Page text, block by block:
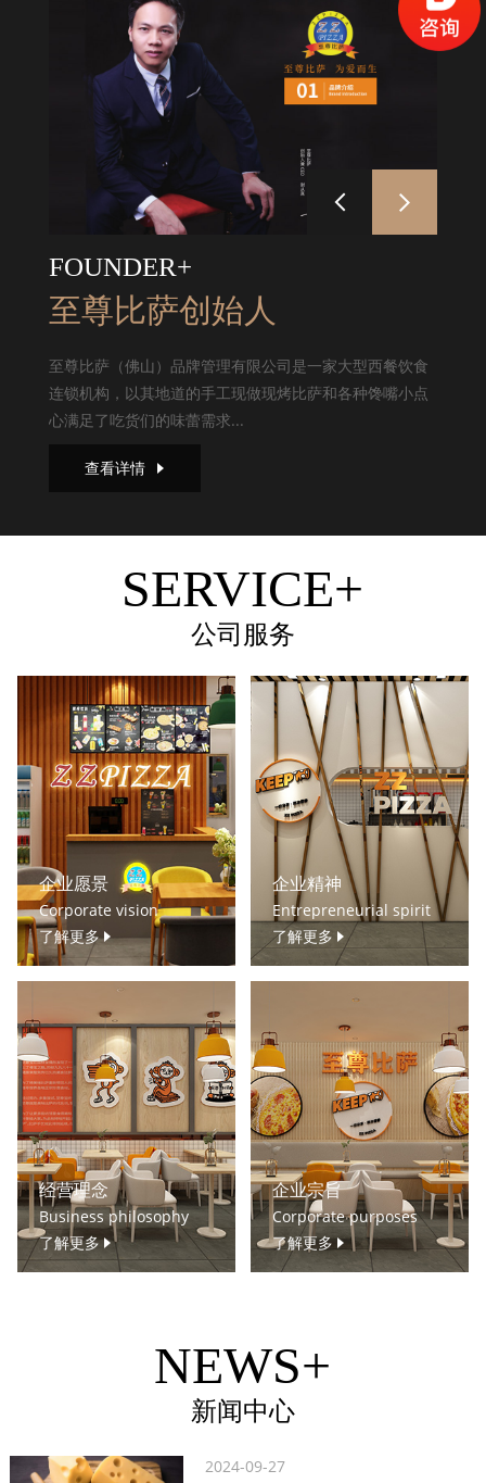
FOUNDER+
至尊比萨创始人
至尊比萨（佛山）品牌管理有限公司是一家大型西餐饮食
连锁机构，以其地道的手工现做现烤比萨和各种馋嘴小点
心满足了吃货们的味蕾需求...
查看详情
SERVICE+
公司服务
企业愿景
Corporate vision
了解更多
企业精神
Entrepreneurial spirit
了解更多
经营理念
Business philosophy
了解更多
企业宗旨
Corporate purposes
了解更多
NEWS+
新闻中心
2024-09-27